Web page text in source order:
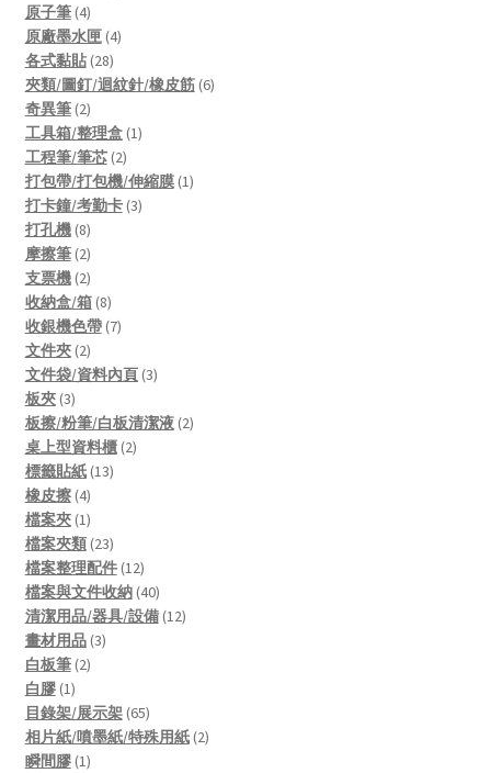
原子筆 44
products
原廠墨水匣 44
各式黏貼 2828
products
夾類/圖釘/迴紋針/橡皮筋 66
奇異筆 22
products
工具箱/整理盒 11
工程筆/筆芯 22
products
打包帶/打包機/伸縮膜 11
打卡鐘/考勤卡 33
打孔機 88
products
摩擦筆 22
products
支票機 22
products
收納盒/箱 88
products
收銀機色帶 77
文件夾 22
products
文件袋/資料內頁 33
板夾 33
products
板擦/粉筆/白板清潔液 22
桌上型資料櫃 22
標籤貼紙 1313
橡皮擦 44
products
檔案夾 11
product
檔案夾類 2323
products
檔案整理配件 1212
products
檔案與文件收納 4040
products
清潔用品/器具/設備 1212
畫材用品 33
白板筆 22
白膠 11
product
目錄架/展示架 6565
products
相片紙/噴墨紙/特殊用紙 22
瞬間膠 11